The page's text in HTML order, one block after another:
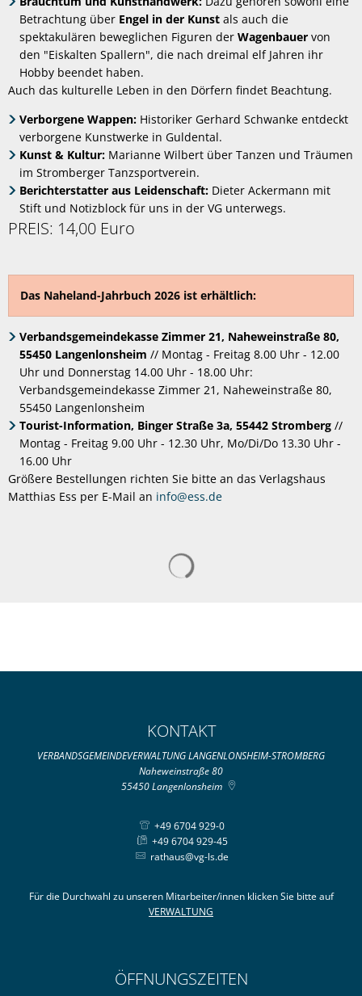
Betrachtung über Engel in der Kunst als auch die
spektakulären beweglichen Figuren der Wagenbauer von
den "Eiskalten Spallern", die nach dreimal elf Jahren ihr
Hobby beendet haben.
Auch das kulturelle Leben in den Dörfern findet Beachtung.
Verborgene Wappen:Historiker Gerhard Schwanke entdeckt
verborgene Kunstwerke in Guldental.
Kunst & Kultur:Marianne Wilbert über Tanzen und Träumen
im Stromberger Tanzsportverein.
Berichterstatter aus Leidenschaft: Dieter Ackermann mit
Stift und Notizblock für uns in der VG unterwegs.
PREIS: 14,00 Euro
Das Naheland-Jahrbuch 2026 ist erhältlich:
Verbandsgemeindekasse Zimmer 21, Naheweinstraße 80,
55450 Langenlonsheim // Montag - Freitag 8.00 Uhr - 12.00
Uhr und Donnerstag 14.00 Uhr - 18.00 Uhr:
Verbandsgemeindekasse Zimmer 21, Naheweinstraße 80,
55450 Langenlonsheim
Tourist-Information, Binger Straße 3a, 55442 Stromberg//
Montag - Freitag 9.00 Uhr - 12.30 Uhr, Mo/Di/Do 13.30 Uhr -
16.00 Uhr
Größere Bestellungen richten Sie bitte an das Verlagshaus
Matthias Ess per E-Mail an info@ess.de
KONTAKT
VERBANDSGEMEINDEVERWALTUNG LANGENLONSHEIM-STROMBERG
Naheweinstraße 80
55450 Langenlonsheim
+49 6704 929-0
+49 6704 929-45
rathaus@vg-ls.de
Für die Durchwahl zu unseren Mitarbeiter/innen klicken Sie bitte auf
VERWALTUNG
ÖFFNUNGSZEITEN